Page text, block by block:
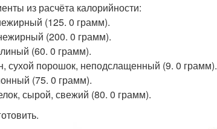
из расчёта калорийности:
(125. 0 грамм).
(200. 0 грамм).
(60. 0 грамм).
сухой порошок, неподслащенный (9. 0 грамм).
(75. 0 грамм).
сырой, свежий (80. 0 грамм).